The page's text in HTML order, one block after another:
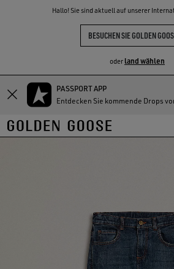
Hallo! Sie sind aktuell auf unserer
BESUCHEN SIE GOLDEN
oder land wählen
Zum
Hauptinhalt
springen
Zum
Footer-
Inhalt
springen
PASSPORT APP
Entdecken Sie kommende Drops
ERLEBNISSE THE
COMMUNITY